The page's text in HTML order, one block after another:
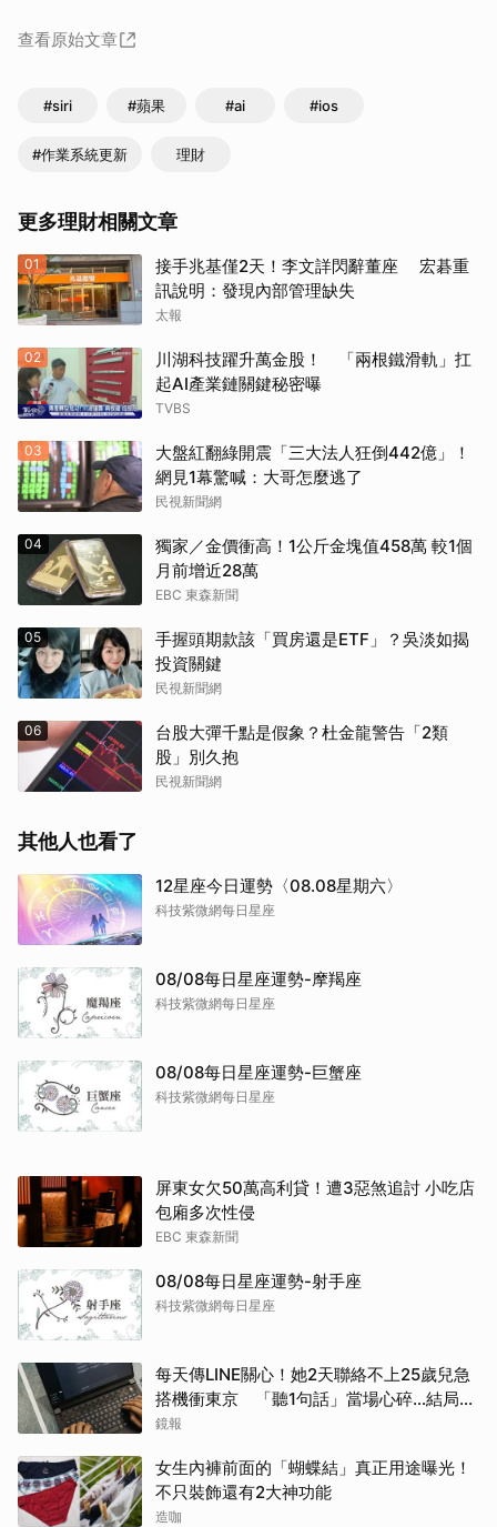
查看原始文章
#siri #蘋果 #ai #ios
#作業系統更新 理財
更多理財相關文章
01
接手兆基僅2天！李文詳閃辭董座 宏碁重
訊說明：發現內部管理缺失
太報
02
川湖科技躍升萬金股！ 「兩根鐵滑軌」扛
起AI產業鏈關鍵秘密曝
TVBS
03
大盤紅翻綠開震「三大法人狂倒442億」！
網見1幕驚喊：大哥怎麼逃了
民視新聞網
04
獨家／金價衝高！1公斤金塊值458萬 較1個
月前增近28萬
EBC 東森新聞
05
手握頭期款該「買房還是ETF」？吳淡如揭
投資關鍵
民視新聞網
06
台股大彈千點是假象？杜金龍警告「2類
股」別久抱
民視新聞網
其他人也看了
12星座今日運勢〈08.08星期六〉
科技紫微網每日星座
08/08每日星座運勢-摩羯座
科技紫微網每日星座
08/08每日星座運勢-巨蟹座
科技紫微網每日星座
屏東女欠50萬高利貸！遭3惡煞追討 小吃店
包廂多次性侵
EBC 東森新聞
08/08每日星座運勢-射手座
科技紫微網每日星座
每天傳LINE關心！她2天聯絡不上25歲兒急
搭機衝東京 「聽1句話」當場心碎...結局看
哭網
鏡報
女生內褲前面的「蝴蝶結」真正用途曝光！
不只裝飾還有2大神功能
造咖